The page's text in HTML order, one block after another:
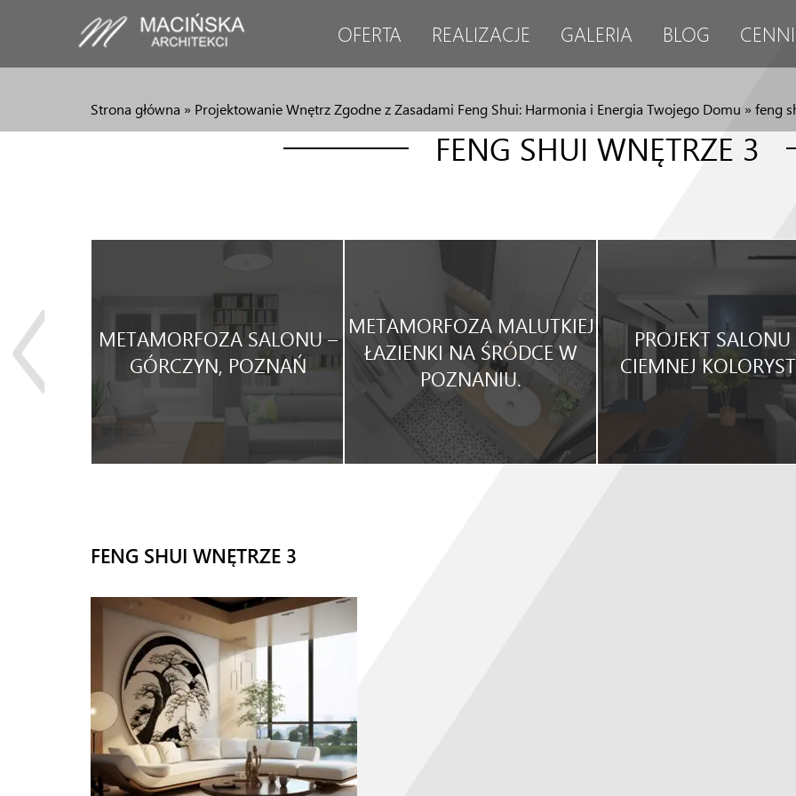
OFERTA REALIZACJE GALERIA BLOG
Strona główna » Projektowanie Wnętrz Zgodne z Zasadami Feng Shui: Harmonia i Energia Twojego Domu »feng
FENG SHUI WNĘTRZE 3
METAMORFOZA SALONU –
GÓRCZYN, POZNAŃ
METAMORFOZA MALUTKIEJ
ŁAZIENKI NA ŚRÓDCE W
POZNANIU.
PROJEKT
CIEMNEJ
FENG SHUI WNĘTRZE 3